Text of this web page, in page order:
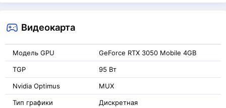
Видеокарта
Модель GPU GeForce RTX 3050 Mobile 4GB
TGP 95 Вт
Nvidia Optimus MUX
Тип графики Дискретная